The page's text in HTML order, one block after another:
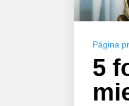
Página
5